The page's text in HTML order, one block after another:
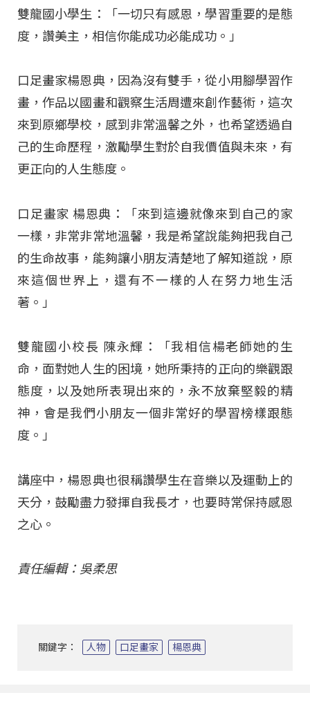
雙龍國小學生：「一切只有感恩，學習重要的是態
度，讚美主，相信你能成功必能成功。」
口足畫家楊恩典，因為沒有雙手，從小用腳學習作
畫，作品以國畫和觀察生活周遭來創作藝術，這次
來到原鄉學校，感到非常溫馨之外，也希望透過自
己的生命歷程，激勵學生對於自我價值與未來，有
更正向的人生態度。
口足畫家 楊恩典：「來到這邊就像來到自己的家
一樣，非常非常地溫馨，我是希望說能夠把我自己
的生命故事，能夠讓小朋友清楚地了解知道說，原
來這個世界上，還有不一樣的人在努力地生活
著。」
雙龍國小校長 陳永輝：「我相信楊老師她的生
命，面對她人生的困境，她所秉持的正向的樂觀跟
態度，以及她所表現出來的，永不放棄堅毅的精
神，會是我們小朋友一個非常好的學習榜樣跟態
度。」
講座中，楊恩典也很稱讚學生在音樂以及運動上的
天分，鼓勵盡力發揮自我長才，也要時常保持感恩
之心。
責任編輯：吳柔思
關鍵字： 人物 口足畫家 楊恩典